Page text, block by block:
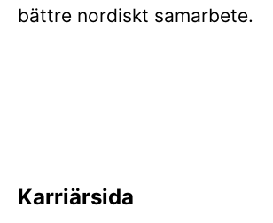
bättre nordiskt samarbete.
Karriärsida